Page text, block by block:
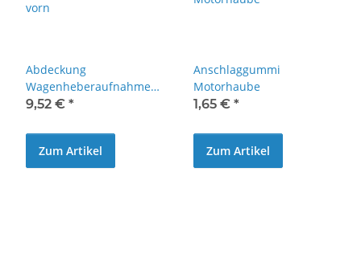
Abdeckung
Wagenheberaufnahme
vorn
9,52 € *
Zum Artikel
Anschlaggummi
Motorhaube
1,65 € *
Zum Artikel